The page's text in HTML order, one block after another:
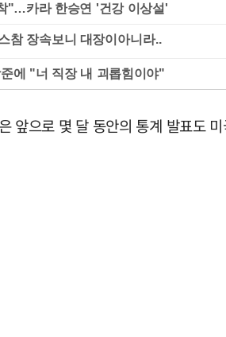
"…카라 한승연 '건강 이상설'
에 "너 직장 내 괴롭힘이야"
앞으로 몇 달 동안의 통계 발표도